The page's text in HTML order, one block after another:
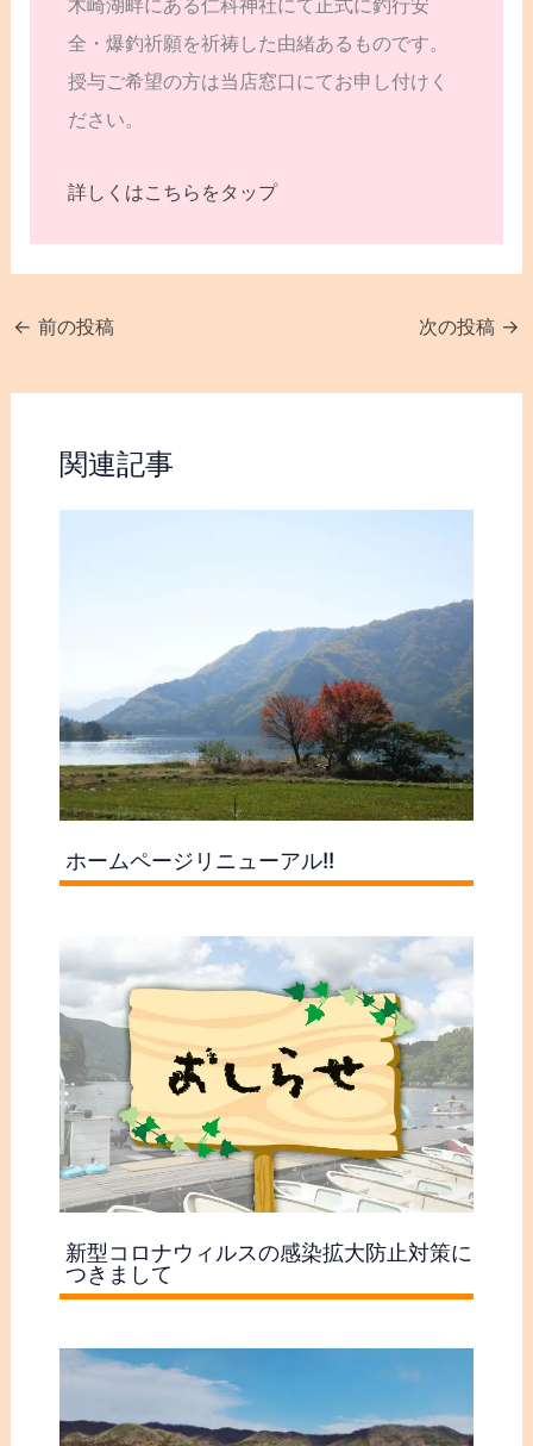
全・爆釣祈願を祈祷した由緒あるものです。
授与ご希望の方は当店窓口にてお申し付けく
ださい。
詳しくはこちらをタップ
← 前の投稿 次の投稿 →
関連記事
ホームページリニューアル!!
新型コロナウィルスの感染拡大防止対策に
つきまして